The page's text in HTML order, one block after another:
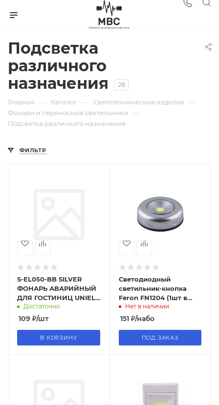
Подсветка
различного
назначения
28
Главная — Каталог — Светотехнические изделия —
Фонари и переносные светильники —
Подсветка различного назначения
ФИЛЬТР
S-EL050-BB SILVER
ФОНАРЬ АВАРИЙНЫЙ
ДЛЯ ГОСТИНИЦ UNIEL
СЕРИИ СТАНДАРТ
"EXTRA STANDBY
Достаточно
109 ₽/шт
В КОРЗИНУ
Светодиодный
светильник-кнопка
Feron FN1204 (1шт в
блистере), 2W, серебро
Нет в наличии
151₽/набо
ПОД ЗАКАЗ